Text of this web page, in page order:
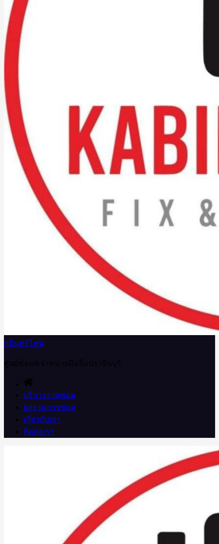
กบินทร์โฟน
ศูนย์ซ่อม&จำหน่ายมือถือปราจีนบุรี
บริการงานซ่อม
ผลงานการซ่อม
เกี่ยวกับเรา
ติดต่อเรา